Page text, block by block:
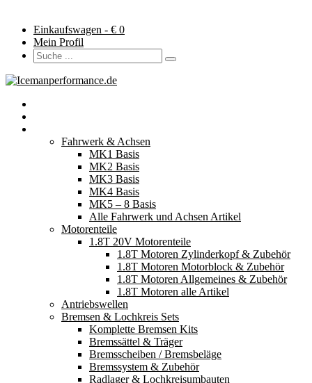
Einkaufswagen - € 0
Mein Profil
Fahrwerk & Achsen
MK1 Basis
MK2 Basis
MK3 Basis
MK4 Basis
MK5 – 8 Basis
Alle Fahrwerk und Achsen Artikel
Motorenteile
1.8T 20V Motorenteile
1.8T Motoren Zylinderkopf & Zubehör
1.8T Motoren Motorblock & Zubehör
1.8T Motoren Allgemeines & Zubehör
1.8T Motoren alle Artikel
Antriebswellen
Bremsen & Lochkreis Sets
Komplette Bremsen Kits
Bremssättel & Träger
Bremsscheiben / Bremsbeläge
Bremssystem & Zubehör
Radlager & Lochkreisumbauten